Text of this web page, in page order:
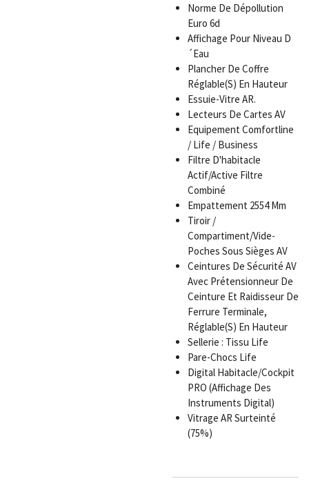
Norme De Dépollution
Euro 6d
Affichage Pour Niveau D
´Eau
Plancher De Coffre
Réglable(S) En Hauteur
Essuie-Vitre AR.
Lecteurs De Cartes AV
Equipement Comfortline
/ Life / Business
Filtre D'habitacle
Actif/Active Filtre
Combiné
Empattement 2554 Mm
Tiroir /
Compartiment/Vide-
Poches Sous Sièges AV
Ceintures De Sécurité AV
Avec Prétensionneur De
Ceinture Et Raidisseur De
Ferrure Terminale,
Réglable(S) En Hauteur
Sellerie : Tissu Life
Pare-Chocs Life
Digital Habitacle/Cockpit
PRO (Affichage Des
Instruments Digital)
Vitrage AR Surteinté
(75%)